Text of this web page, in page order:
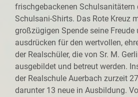
frischgebackenen Schulsanitätern
Schulsani-Shirts. Das Rote Kreuz
großzügigen Spende seine Freude
ausdrücken für den wertvollen,
der Realschüler, die von Sr. M.
ausgebildet und betreut werden.
der Realschule Auerbach zurzeit
darunter 13 neue in Ausbildung.